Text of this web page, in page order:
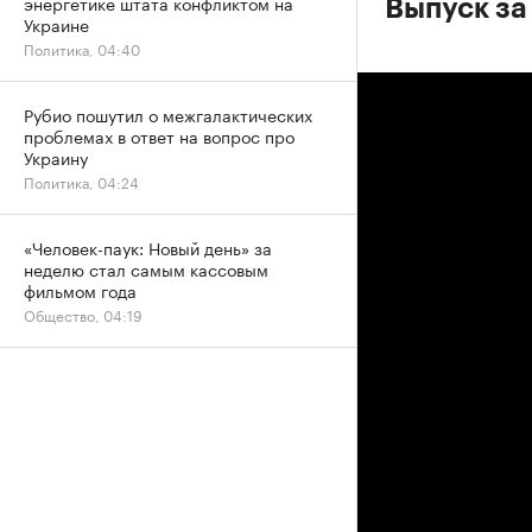
Выпуск
Украине
Политика, 04:40
Рубио пошутил о межгалактических
проблемах в ответ на вопрос про
Украину
Политика, 04:24
«Человек-паук: Новый день» за
неделю стал самым кассовым
фильмом года
Общество, 04:19